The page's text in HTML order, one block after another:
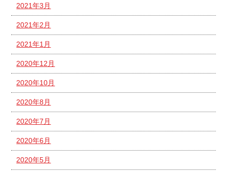
2021年3月
2021年2月
2021年1月
2020年12月
2020年10月
2020年8月
2020年7月
2020年6月
2020年5月